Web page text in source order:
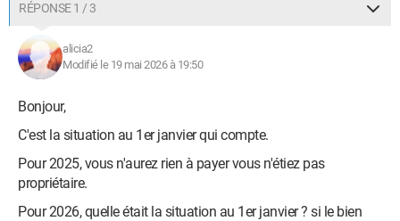
RÉPONSE 1 / 3
alicia2
Modifié le 19 mai 2026 à 19:50
Bonjour,
C'est la situation au 1er janvier qui compte.
Pour 2025, vous n'aurez rien à payer vous n'étiez pas
propriétaire.
Pour 2026, quelle était la situation au 1er janvier ? si le bien